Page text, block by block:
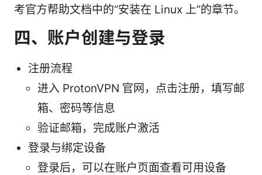
考官方帮助文档中的“安装在 Linux 上”的章节。
四、账户创建与登录
注册流程
进入 ProtonVPN 官网，点击注册，填写邮
箱、密码等信息
验证邮箱，完成账户激活
登录与绑定设备
登录后，可以在账户页面查看可用设备